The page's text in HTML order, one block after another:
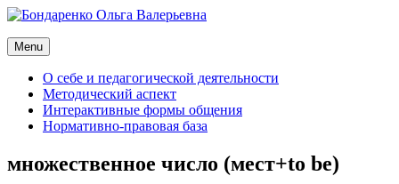
Skip
content
Бондаренко Ольга Валерьевна
Сайт преподавателя иностранного языка (английского)
Menu
О себе и педагогической деятельности
Методический аспект
Интерактивные формы общения
Нормативно-правовая база
множественное число (мест+to be)